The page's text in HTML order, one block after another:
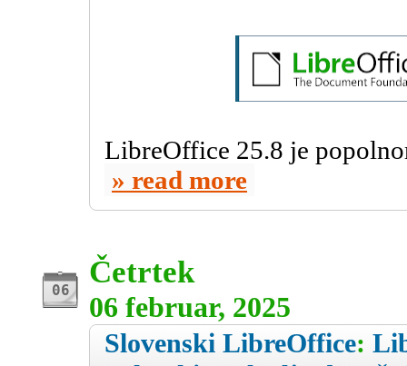
LibreOffice 25.8 je
read more
Četrtek
06 februar, 2025
Slovenski LibreOffice: